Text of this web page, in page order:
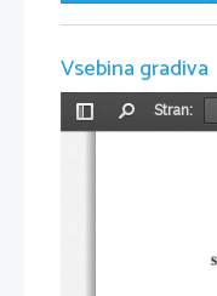
Vsebina gradiva
Preklopi
Stran: